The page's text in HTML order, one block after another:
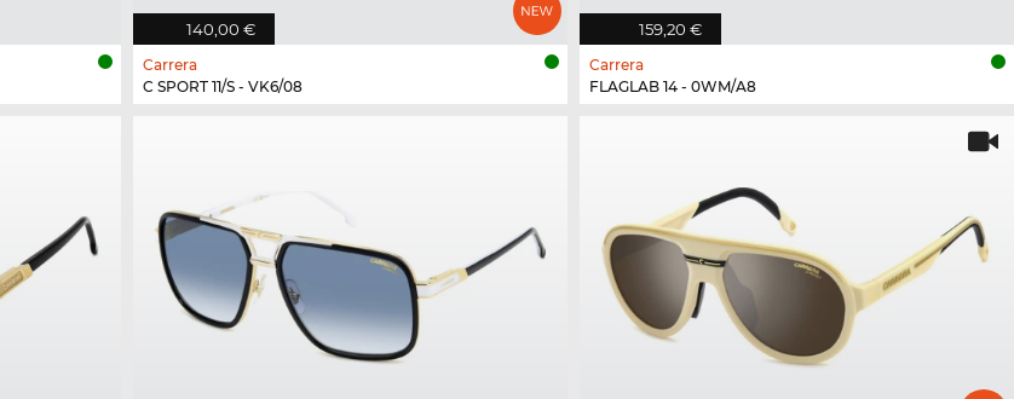
140,00 €
Carrera
C SPORT 11/S - VK6/08
159,20 €
Carrera
FLAGLAB 14 - 0WM/A8